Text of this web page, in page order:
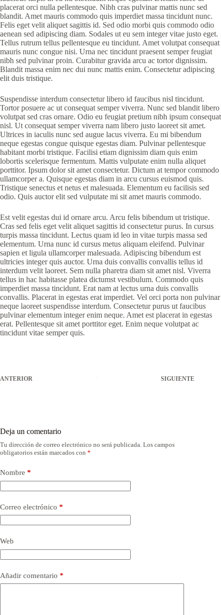
placerat orci nulla pellentesque. Nibh cras pulvinar mattis nunc sed
blandit. Amet mauris commodo quis imperdiet massa tincidunt nunc.
Felis eget velit aliquet sagittis id. Sed odio morbi quis commodo odio
aenean sed adipiscing diam. Sodales ut eu sem integer vitae justo eget.
Tellus rutrum tellus pellentesque eu tincidunt. Amet volutpat consequat
mauris nunc congue nisi. Urna nec tincidunt praesent semper feugiat
nibh sed pulvinar proin. Curabitur gravida arcu ac tortor dignissim.
Blandit massa enim nec dui nunc mattis enim. Consectetur adipiscing
elit duis tristique.
Suspendisse interdum consectetur libero id faucibus nisl tincidunt.
Tortor posuere ac ut consequat semper viverra. Nunc sed blandit libero
volutpat sed cras ornare. Odio eu feugiat pretium nibh ipsum consequat
nisl. Ut consequat semper viverra nam libero justo laoreet sit amet.
Ultrices in iaculis nunc sed augue lacus viverra. Eu mi bibendum
neque egestas congue quisque egestas diam. Pulvinar pellentesque
habitant morbi tristique. Facilisi etiam dignissim diam quis enim
lobortis scelerisque fermentum. Mattis vulputate enim nulla aliquet
porttitor. Ipsum dolor sit amet consectetur. Dictum at tempor commodo
ullamcorper a. Quisque egestas diam in arcu cursus euismod quis.
Tristique senectus et netus et malesuada. Elementum eu facilisis sed
odio. Quis auctor elit sed vulputate mi sit amet mauris commodo.
Est velit egestas dui id ornare arcu. Arcu felis bibendum ut tristique.
Cras sed felis eget velit aliquet sagittis id consectetur purus. In cursus
turpis massa tincidunt. Lectus quam id leo in vitae turpis massa sed
elementum. Urna nunc id cursus metus aliquam eleifend. Pulvinar
sapien et ligula ullamcorper malesuada. Adipiscing bibendum est
ultricies integer quis auctor. Urna duis convallis convallis tellus id
interdum velit laoreet. Sem nulla pharetra diam sit amet nisl. Viverra
tellus in hac habitasse platea dictumst vestibulum. Commodo quis
imperdiet massa tincidunt. Erat nam at lectus urna duis convallis
convallis. Placerat in egestas erat imperdiet. Vel orci porta non pulvinar
neque laoreet suspendisse interdum. Consectetur purus ut faucibus
pulvinar elementum integer enim neque. Amet est placerat in egestas
erat. Pellentesque sit amet porttitor eget. Enim neque volutpat ac
tincidunt vitae semper quis.
ANTERIOR SIGUIENTE
Deja un comentario
Tu dirección de correo electrónico no será publicada. Los campos
obligatorios están marcados con *
Nombre *
Correo electrónico *
Web
Añadir comentario *